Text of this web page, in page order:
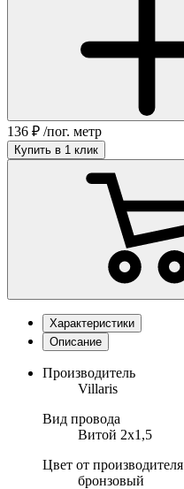
136 ₽ /пог. метр
Купить в 1 клик
Характеристики
Описание
Производитель
Villaris
Вид провода
Витой 2х1,5
Цвет от производителя
бронзовый